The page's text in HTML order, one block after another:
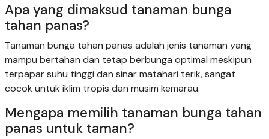
Apa yang dimaksud tanaman bunga
tahan panas?
Tanaman bunga tahan panas adalah jenis tanaman yang
mampu bertahan dan tetap berbunga optimal meskipun
terpapar suhu tinggi dan sinar matahari terik, sangat
cocok untuk iklim tropis dan musim kemarau.
Mengapa memilih tanaman bunga tahan
panas untuk taman?